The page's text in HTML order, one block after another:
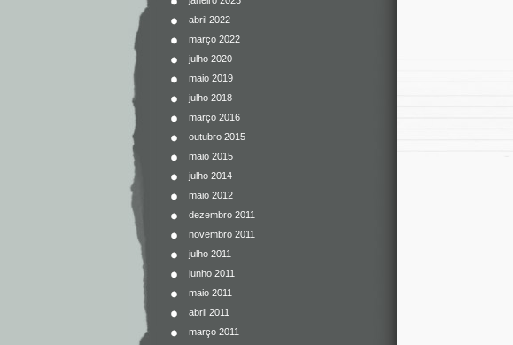
abril 2022
março 2022
julho 2020
maio 2019
julho 2018
março 2016
outubro 2015
maio 2015
julho 2014
maio 2012
dezembro 2011
novembro 2011
julho 2011
junho 2011
maio 2011
abril 2011
março 2011